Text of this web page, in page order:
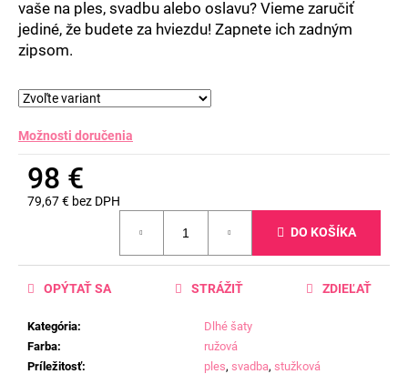
vaše na ples, svadbu alebo oslavu? Vieme zaručiť
jediné, že budete za hviezdu! Zapnete ich zadným
zipsom.
Možnosti doručenia
98 €
79,67 € bez DPH
DO KOŠÍKA
Kategória:
Dlhé šaty
Farba:
ružová
Príležitosť: ples, svadba, stužková
OPÝTAŤ SA STRÁŽIŤ ZDIEĽAŤ